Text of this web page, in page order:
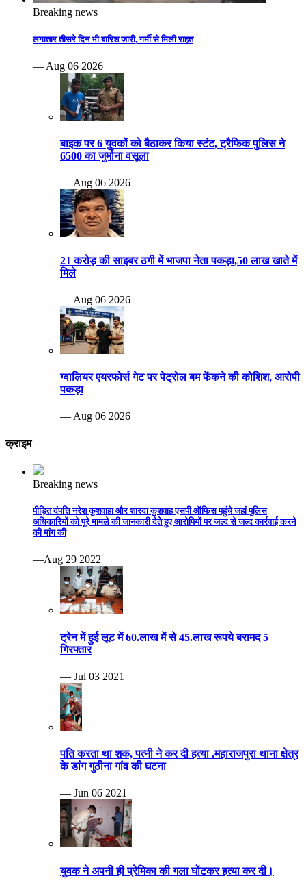
Breaking news
लगातार तीसरे दिन भी बारिश जारी, गर्मी से मिली राहत
— Aug 06 2026
बाइक पर 6 युवकों को बैठाकर किया स्टंट, ट्रैफिक पुलिस ने
6500 का जुर्माना वसूला
— Aug 06 2026
21 करोड़ की साइबर ठगी में भाजपा नेता पकड़ा,50 लाख खाते में
मिले
— Aug 06 2026
ग्वालियर एयरफोर्स गेट पर पेट्रोल बम फेंकने की कोशिश, आरोपी
पकड़ा
— Aug 06 2026
क्राइम
Breaking news
पीड़ित दंपत्ति नरेश कुशवाहा और शारदा कुशवाह एसपी ऑफिस पहुंचे जहां पुलिस
अधिकारियों को पूरे मामले की जानकारी देते हुए आरोपियों पर जल्द से जल्द कार्रवाई करने
की मांग की
—Aug 29 2022
ट्रेन में हुई लूट में 60.लाख में से 45.लाख रूपये बरामद 5
गिरफ्तार
— Jul 03 2021
पति करता था शक, पत्नी ने कर दी हत्या .महाराजपुरा थाना क्षेत्र
के डांग गुठीना गांव की घटना
— Jun 06 2021
युवक ने अपनी ही प्रेमिका की गला घोंटकर हत्या कर दी।